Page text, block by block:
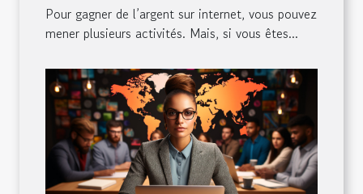
Pour gagner de l’argent sur internet, vous pouvez
mener plusieurs activités. Mais, si vous êtes...